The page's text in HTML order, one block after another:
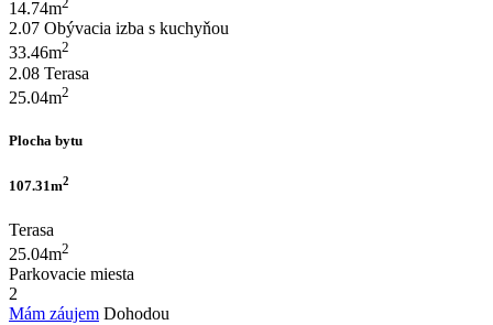
14.74m
2.07 Obývacia izba s kuchyňou
33.46m2
2.08 Terasa
25.04m2
Plocha bytu
107.31m2
Terasa
25.04m2
Parkovacie miesta
2
Mám záujem Dohodou